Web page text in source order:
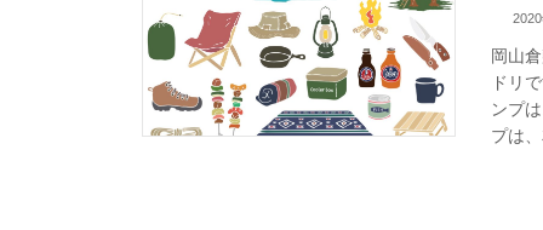
岡山
ドリ
ンプ
プは